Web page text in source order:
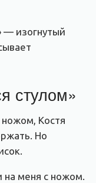
изогнутый
стулом»
Костя
Но
меня с ножом.